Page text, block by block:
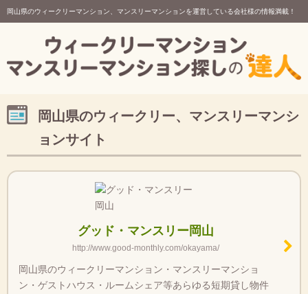
岡山県のウィークリーマンション、マンスリーマンションを運営している会社様の情報満載！
岡山県のウィークリー、マンスリーマンシ
ョンサイト
グッド・マンスリー岡山
http://www.good-monthly.com/okayama/
岡山県のウィークリーマンション・マンスリーマンショ
ン・ゲストハウス・ルームシェア等あらゆる短期貸し物件